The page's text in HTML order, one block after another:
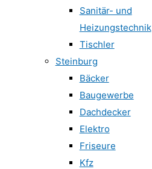
Sanitär- und
Heizungstechnik
Tischler
Steinburg
Bäcker
Baugewerbe
Dachdecker
Elektro
Friseure
Kfz